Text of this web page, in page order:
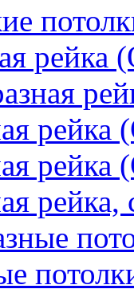
рейка
рейка
рейка